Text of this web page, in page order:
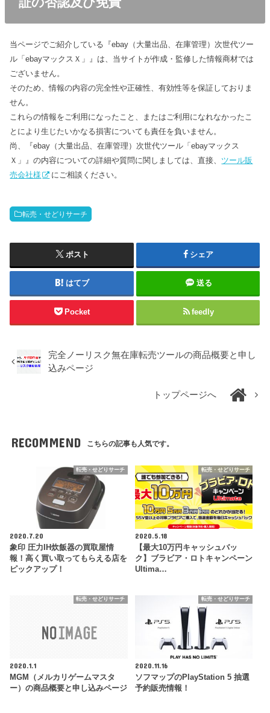
当ページでご紹介している『ebay（大量出品、在庫管理）次世代ツー
ル「ebayマックスＸ」』は、当サイトが作成・監修した情報商材では
ございません。
そのため、情報の内容の完全性や正確性、有効性等を保証しておりま
せん。
これらの情報をご利用になったこと、またはご利用になれなかったこ
とにより生じたいかなる損害についても責任を負いません。
尚、『ebay（大量出品、在庫管理）次世代ツール「ebayマックス
Ｘ」』の内容についての詳細や質問に関しましては、直接、 ツール販
売会社様
にご相談ください。
転売・せどりサーチ
ポスト シェア
はてブ 送る
Pocket feedly
完全ノーリスク無在庫転売ツールの商品概要と申し
込みページ
トップページへ
RECOMMEND こちらの記事も人気です。
転売・せどりサーチ
2020.7.20
象印 圧力IH炊飯器の買取屋情
報！高く買い取ってもらえる店を
ピックアップ！
転売・せどりサーチ
2020.5.18
【最大10万円キャッシュバッ
ク】ブラビア・ロトキャンペーン
Ultima…
転売・せどりサーチ
2020.1.1
MGM（メルカリゲームマスタ
ー）の商品概要と申し込みページ
転売・せどりサーチ
2020.11.16
ソフマップのPlayStation 5 抽選
予約販売情報！